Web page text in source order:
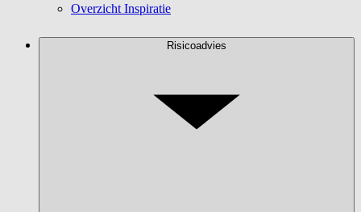
Overzicht Inspiratie
Risicoadvies